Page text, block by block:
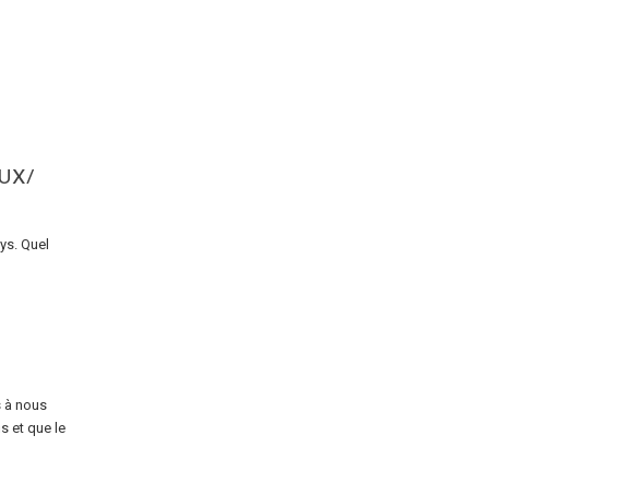
Quel
à nous
et que le